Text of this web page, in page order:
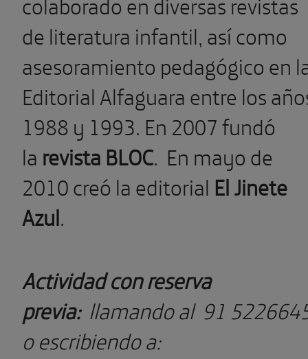
de literatura infantil, así como
asesoramiento pedagógico en
Editorial Alfaguara entre los
1988 y 1993. En 2007 fundó
la revista BLOC. En mayo de
2010 creó la editorial El Jinete
Azul.
Actividad con reserva
previa:llamando al 91
o escribiendo a: